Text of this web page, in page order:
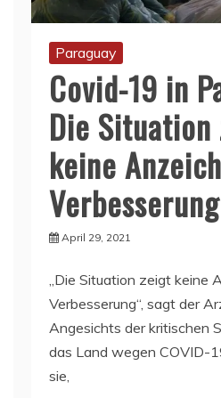
Paraguay
Covid-19 in
Die
keine
Verbesserung
April 29, 2021
„Die Situation zeigt keine
Verbesserung“, sagt der
Angesichts der kritischen
das Land wegen COVID-
sie,